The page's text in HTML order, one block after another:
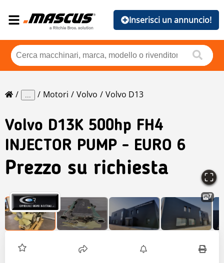
Inserisci un annuncio!
... Motori Volvo Volvo D13
Volvo D13K 500hp FH4
INJECTOR PUMP - EURO 6
Prezzo su richiesta
7